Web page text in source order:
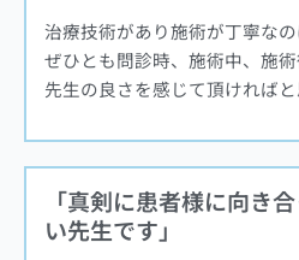
治療技術があり施術が丁寧なの
ぜひとも問診時、施術中、施
先生の良さを感じて頂ければと
「真剣に患者様に向き
い先生です」